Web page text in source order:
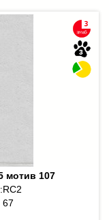
мотив 107
RC2
67